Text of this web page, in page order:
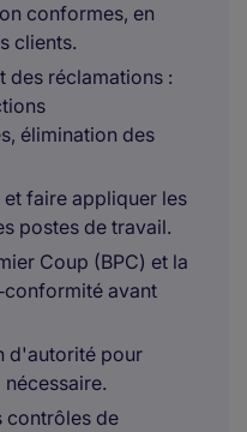
conformes, en
clients.
des réclamations :
élimination des
faire appliquer les
postes de travail.
Coup (BPC) et la
avant
d'autorité pour
contrôles de